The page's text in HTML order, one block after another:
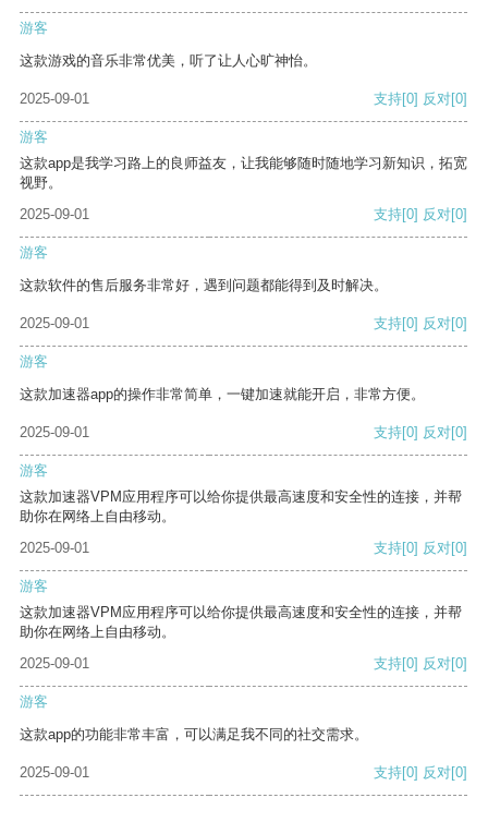
游客
这款游戏的音乐非常优美，听了让人心旷神怡。
2025-09-01 支持[0] 反对[0]
游客
这款app是我学习路上的良师益友，让我能够随时随地学习新知识，拓宽
视野。
2025-09-01
支持[0] 反对[0]
游客
这款软件的售后服务非常好，遇到问题都能得到及时解决。
2025-09-01 支持[0] 反对[0]
游客
这款加速器app的操作非常简单，一键加速就能开启，非常方便。
2025-09-01 支持[0] 反对[0]
游客
这款加速器VPM应用程序可以给你提供最高速度和安全性的连接，并帮
助你在网络上自由移动。
2025-09-01
支持[0] 反对[0]
游客
这款加速器VPM应用程序可以给你提供最高速度和安全性的连接，并帮
助你在网络上自由移动。
2025-09-01
支持[0] 反对[0]
游客
这款app的功能非常丰富，可以满足我不同的社交需求。
2025-09-01 支持[0] 反对[0]